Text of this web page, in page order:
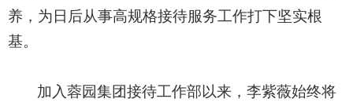
养，为日后从事高规格接待服务工作打下坚实根
基。
加入蓉园集团接待工作部以来，李紫薇始终将